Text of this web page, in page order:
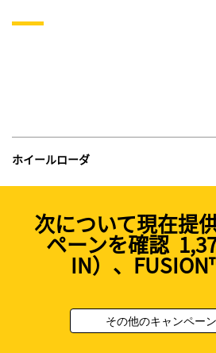
ホイールローダ
次について現在提
ペーンを確認
IN）、
その他のキャンペー